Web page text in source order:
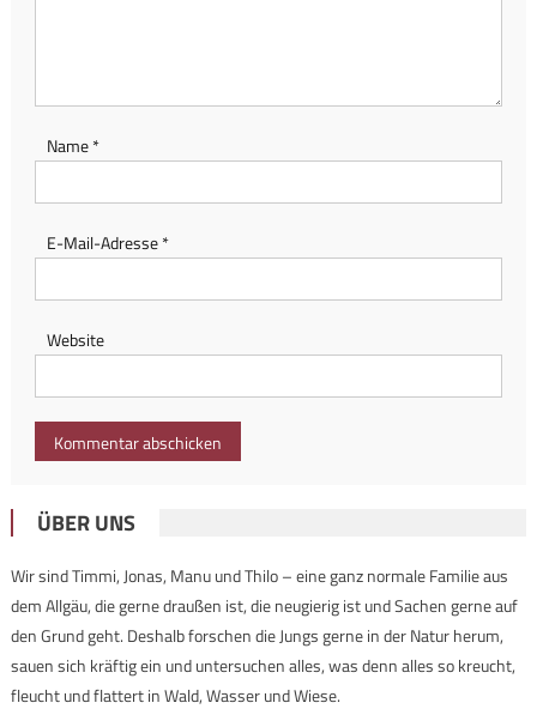
Name*
E-Mail-Adresse*
Website
ÜBER UNS
Wir sind Timmi, Jonas, Manu und Thilo – eine ganz normale Familie aus
dem Allgäu, die gerne draußen ist, die neugierig ist und Sachen gerne auf
den Grund geht. Deshalb forschen die Jungs gerne in der Natur herum,
sauen sich kräftig ein und untersuchen alles, was denn alles so kreucht,
fleucht und flattert in Wald, Wasser und Wiese.